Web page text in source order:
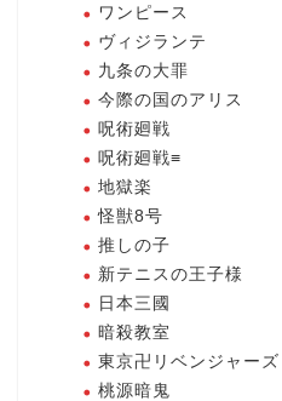
ワンピース
ヴィジランテ
九条の大罪
今際の国のアリス
呪術廻戦
呪術廻戦≡
地獄楽
怪獣8号
推しの子
新テニスの王子様
日本三國
暗殺教室
東京卍リベンジャーズ
桃源暗鬼